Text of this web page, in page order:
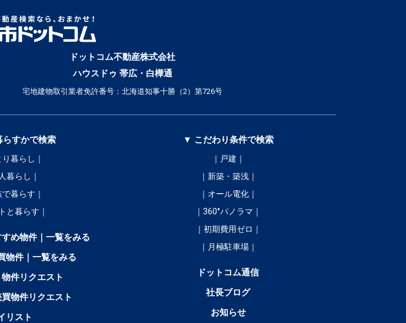
ドットコム不動産株式会社
ハウスドゥ 帯広・白樺通
宅地建物取引業者免許番号：北海道知事十勝（2）第726号
すかで検索
り暮らし｜
暮らし｜
で暮らす｜
と暮らす｜
め物件｜一覧をみる
物件｜一覧をみる
件リクエスト
物件リクエスト
リスト
▼ こだわり条件で検索
｜戸建｜
｜新築・築浅｜
｜オール電化｜
｜360°パノラマ｜
｜初期費用ゼロ｜
｜月極駐車場｜
ドットコム通信
社長ブログ
お知らせ